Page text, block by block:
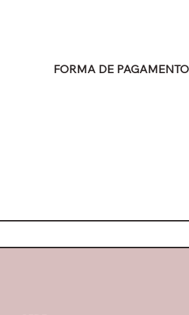
FORMA DE